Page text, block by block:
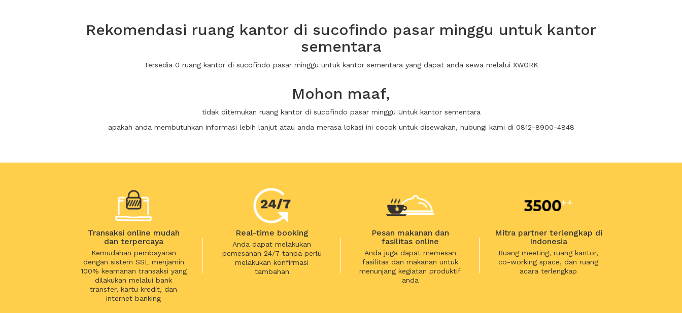
Rekomendasi ruang kantor di sucofindo pasar minggu untuk kantor
sementara
Tersedia 0 ruang kantor di sucofindo pasar minggu untuk kantor sementara yang dapat anda sewa melalui XWORK
Mohon maaf,
tidak ditemukan ruang kantor di sucofindo pasar minggu Untuk kantor sementara
apakah anda membutuhkan informasi lebih lanjut atau anda merasa lokasi ini cocok untuk disewakan, hubungi kami di 0812-8900-4848
Transaksi online mudah
dan terpercaya
Kemudahan pembayaran
dengan sistem SSL menjamin
100% keamanan transaksi yang
dilakukan melalui bank
transfer, kartu kredit, dan
internet banking
Real-time booking
Anda dapat melakukan
pemesanan 24/7 tanpa perlu
melakukan konfirmasi
tambahan
Pesan makanan dan
fasilitas online
Anda juga dapat memesan
fasilitas dan makanan untuk
menunjang kegiatan produktif
anda
Mitra partner terlengkap di
Indonesia
Ruang meeting, ruang kantor,
co-working space, dan ruang
acara terlengkap